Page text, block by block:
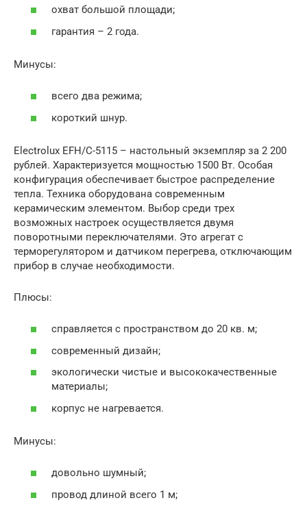
охват большой площади;
гарантия – 2 года.
Минусы:
всего два режима;
короткий шнур.
Electrolux EFH/C-5115 – настольный экземпляр за 2 200
рублей. Характеризуется мощностью 1500 Вт. Особая
конфигурация обеспечивает быстрое распределение
тепла. Техника оборудована современным
керамическим элементом. Выбор среди трех
возможных настроек осуществляется двумя
поворотными переключателями. Это агрегат с
терморегулятором и датчиком перегрева, отключающим
прибор в случае необходимости.
Плюсы:
справляется с пространством до 20 кв. м;
современный дизайн;
экологически чистые и высококачественные
материалы;
корпус не нагревается.
Минусы:
довольно шумный;
провод длиной всего 1 м;